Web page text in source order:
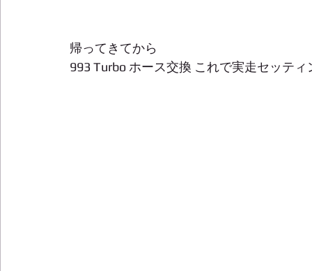
帰ってきてから
993 Turbo ホース交換 これで実走セッテ